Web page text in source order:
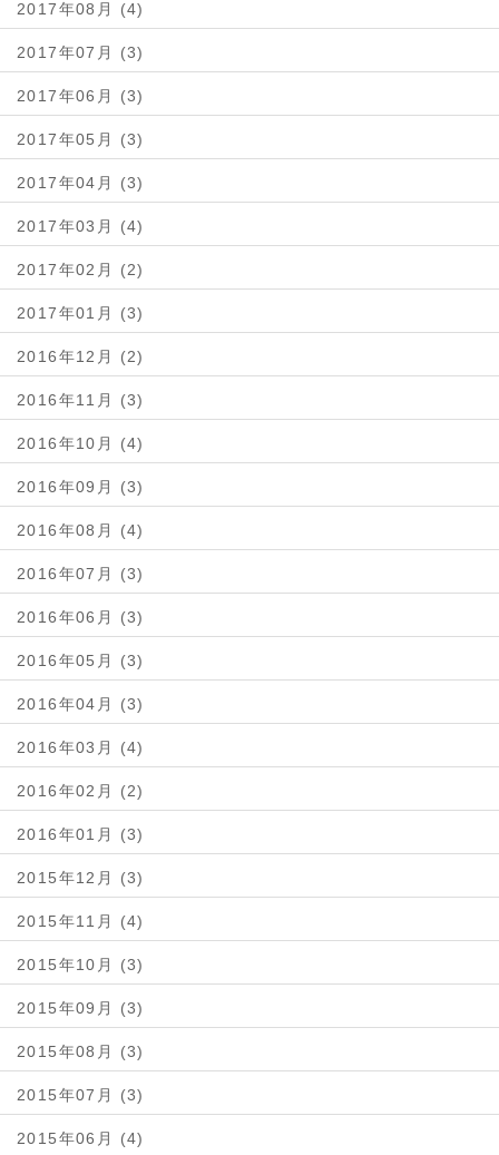
2017年08月 (4)
2017年07月 (3)
2017年06月 (3)
2017年05月 (3)
2017年04月 (3)
2017年03月 (4)
2017年02月 (2)
2017年01月 (3)
2016年12月 (2)
2016年11月 (3)
2016年10月 (4)
2016年09月 (3)
2016年08月 (4)
2016年07月 (3)
2016年06月 (3)
2016年05月 (3)
2016年04月 (3)
2016年03月 (4)
2016年02月 (2)
2016年01月 (3)
2015年12月 (3)
2015年11月 (4)
2015年10月 (3)
2015年09月 (3)
2015年08月 (3)
2015年07月 (3)
2015年06月 (4)